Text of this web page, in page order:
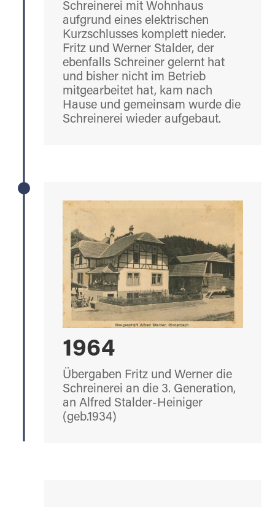
Schreinerei mit Wohnhaus
aufgrund eines elektrischen
Kurzschlusses komplett nieder.
Fritz und Werner Stalder, der
ebenfalls Schreiner gelernt hat
und bisher nicht im Betrieb
mitgearbeitet hat, kam nach
Hause und gemeinsam wurde die
Schreinerei wieder aufgebaut.
1964
Übergaben Fritz und Werner die
Schreinerei an die 3. Generation,
an Alfred Stalder-Heiniger
(geb.1934)